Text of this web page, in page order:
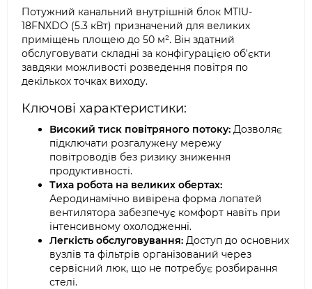
Потужний канальний внутрішній блок MTIU-
18FNXDO (5.3 кВт) призначений для великих
приміщень площею до 50 м². Він здатний
обслуговувати складні за конфігурацією об'єкти
завдяки можливості розведення повітря по
декількох точках виходу.
Ключові характеристики:
Високий тиск повітряного потоку: Дозволяє
підключати розгалужену мережу
повітроводів без ризику зниження
продуктивності.
Тиха робота на великих обертах:
Аеродинамічно вивірена форма лопатей
вентилятора забезпечує комфорт навіть при
інтенсивному охолодженні.
Легкість обслуговування: Доступ до основних
вузлів та фільтрів організований через
сервісний люк, що не потребує розбирання
стелі.